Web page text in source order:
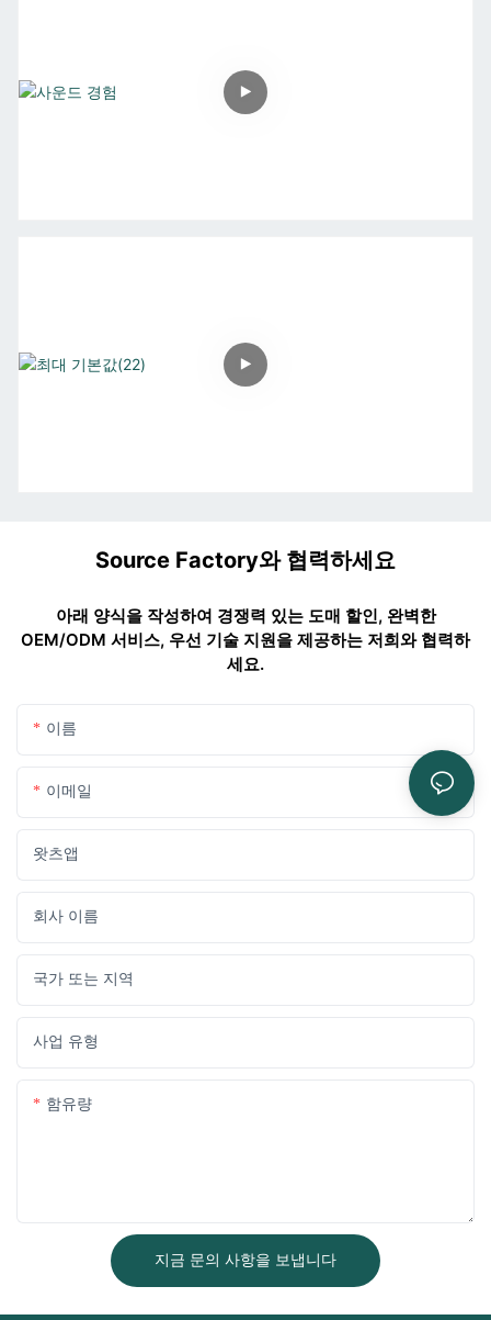
Source Factory와 협력하세요
아래 양식을 작성하여 경쟁력 있는 도매 할인, 완벽한
OEM/ODM 서비스, 우선 기술 지원을 제공하는 저희와 협력하
세요.
이름
이메일
왓츠앱
회사 이름
국가 또는 지역
사업 유형
함유량
지금 문의 사항을 보냅니다